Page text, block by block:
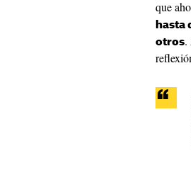
que
hasta
otros.